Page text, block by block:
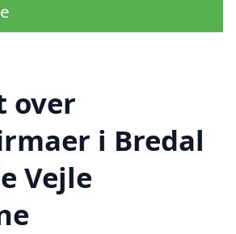
over
i Bredal
Vejle